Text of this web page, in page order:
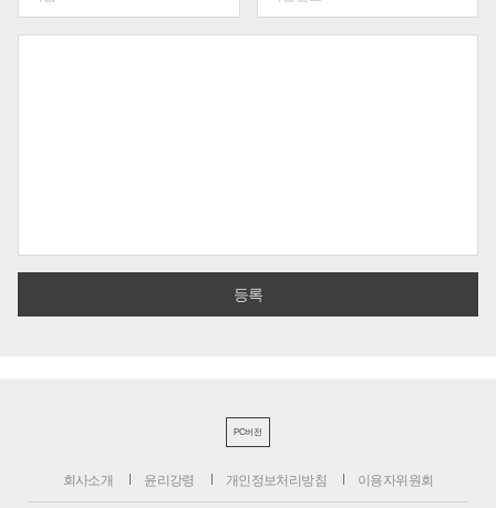
PC버전
회사소개 윤리강령 개인정보처리방침 이용자위원회